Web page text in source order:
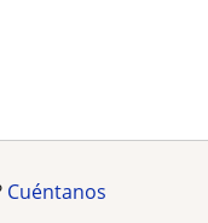
Cuéntanos